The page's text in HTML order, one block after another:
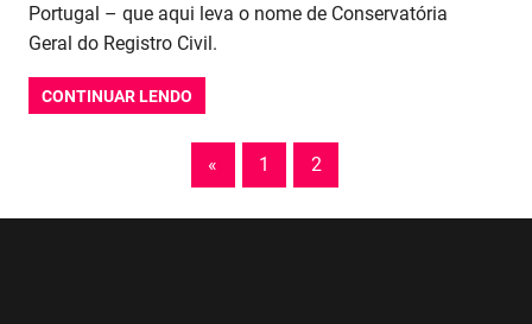
Portugal – que aqui leva o nome de Conservatória
Geral do Registro Civil.
CONTINUAR LENDO
de
« Previous
Posts
1 2